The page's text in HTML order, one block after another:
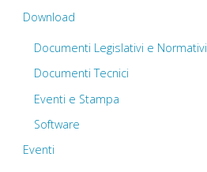
Download
Documenti Legislativi e Normativi
Documenti Tecnici
Eventi e Stampa
Software
Eventi